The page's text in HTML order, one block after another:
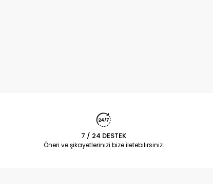
7 / 24 DESTEK
Öneri ve şikayetlerinizi bize iletebilirsiniz.